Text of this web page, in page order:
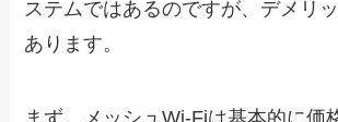
ステムではあるのですが、デメリ
あります。